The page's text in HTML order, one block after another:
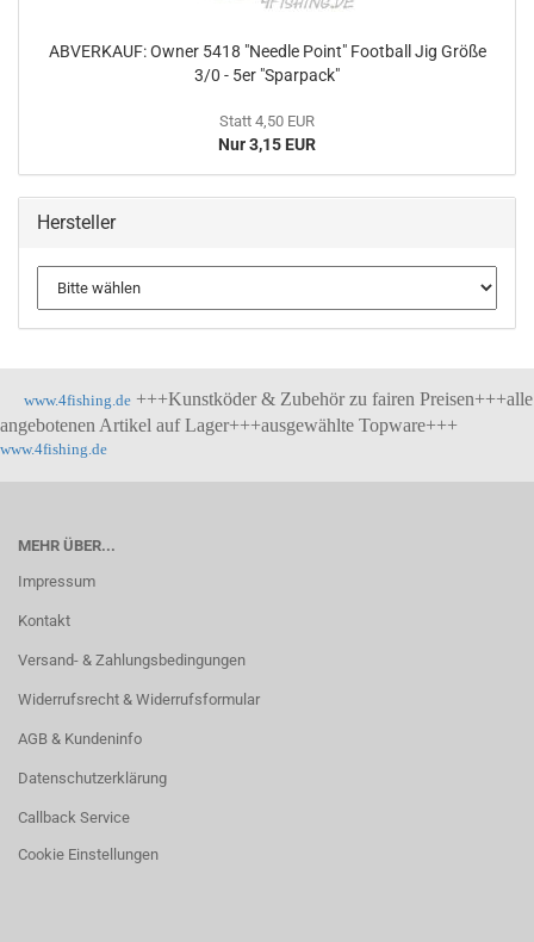
ABVERKAUF: Owner 5418 "Needle Point" Football Jig Größe
3/0 - 5er "Sparpack"
Statt 4,50 EUR
Nur 3,15 EUR
Hersteller
www.4fishing.de +++Kunstköder & Zubehör zu fairen Preisen+++alle
angebotenen Artikel auf Lager+++ausgewählte Topware+++
www.4fishing.de
MEHR ÜBER...
Impressum
Kontakt
Versand- & Zahlungsbedingungen
Widerrufsrecht & Widerrufsformular
AGB & Kundeninfo
Datenschutzerklärung
Callback Service
Cookie Einstellungen